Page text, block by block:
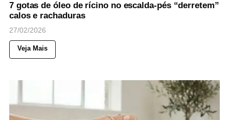
7 gotas de óleo de rícino no escalda-pés “derretem”
calos e rachaduras
27/02/2026
Veja Mais